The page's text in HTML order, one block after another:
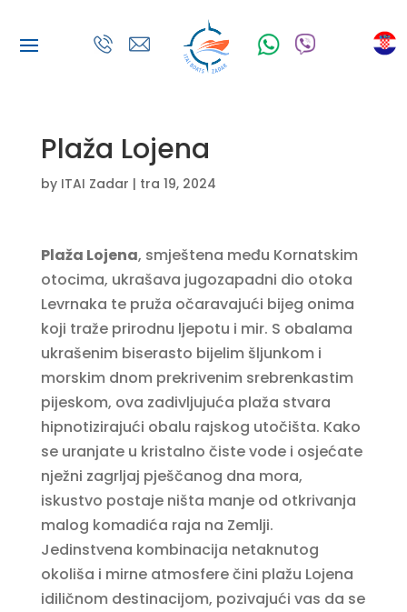
Plaža Lojena
by ITAI Zadar | tra 19, 2024
Plaža Lojena, smještena među Kornatskim
otocima, ukrašava jugozapadni dio otoka
Levrnaka te pruža očaravajući bijeg onima
koji traže prirodnu ljepotu i mir. S obalama
ukrašenim biserasto bijelim šljunkom i
morskim dnom prekrivenim srebrenkastim
pijeskom, ova zadivljujuća plaža stvara
hipnotizirajući obalu rajskog utočišta. Kako
se uranjate u kristalno čiste vode i osjećate
nježni zagrljaj pješčanog dna mora,
iskustvo postaje ništa manje od otkrivanja
malog komadića raja na Zemlji.
Jedinstvena kombinacija netaknutog
okoliša i mirne atmosfere čini plažu Lojena
idiličnom destinacijom, pozivajući vas da se